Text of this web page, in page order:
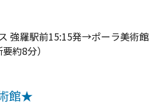
強羅駅前15:15発→ポーラ美術館
約8分）
館★